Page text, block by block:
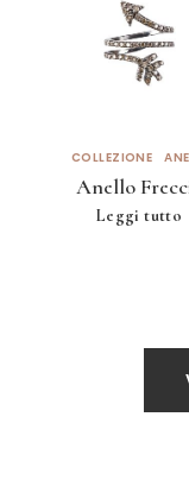
COLLEZIONE
Anello
Leggi tutto